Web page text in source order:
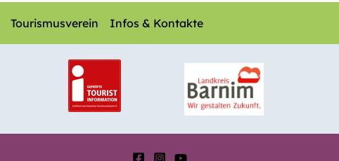
Tourismusverein Infos & Kontakte